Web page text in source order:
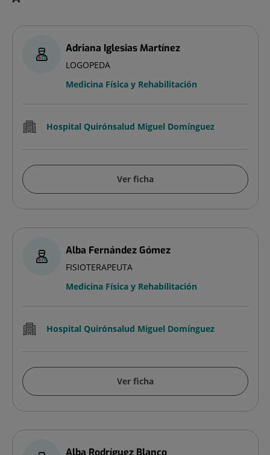
Adriana Iglesias Martínez
LOGOPEDA
Medicina Física y Rehabilitación
Hospital Quirónsalud Miguel Domínguez
Ver ficha
Alba Fernández Gómez
FISIOTERAPEUTA
Medicina Física y Rehabilitación
Hospital Quirónsalud Miguel Domínguez
Ver ficha